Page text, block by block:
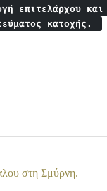
επιτελάρχου και
κατοχής.
στη Σμύρνη.